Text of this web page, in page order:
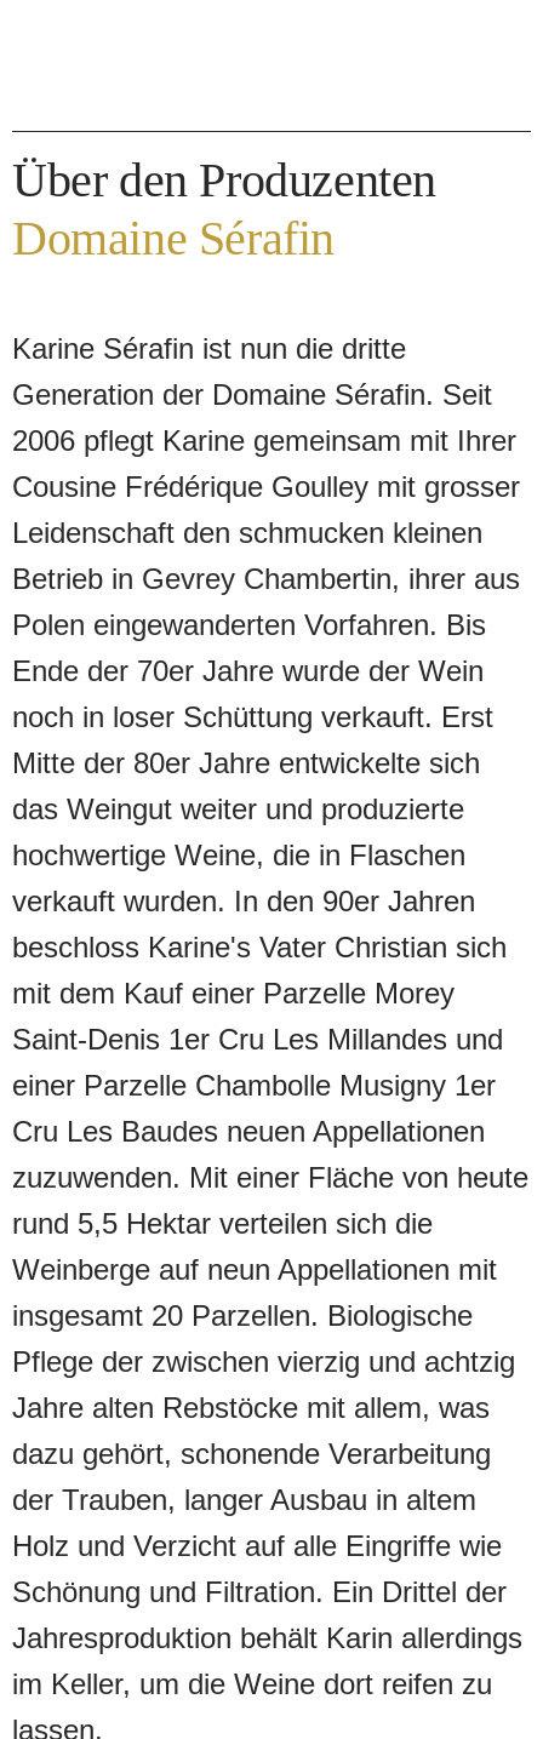
Über den Produzenten
Domaine Sérafin
Karine Sérafin ist nun die dritte
Generation der Domaine Sérafin. Seit
2006 pflegt Karine gemeinsam mit Ihrer
Cousine Frédérique Goulley mit grosser
Leidenschaft den schmucken kleinen
Betrieb in Gevrey Chambertin, ihrer aus
Polen eingewanderten Vorfahren. Bis
Ende der 70er Jahre wurde der Wein
noch in loser Schüttung verkauft. Erst
Mitte der 80er Jahre entwickelte sich
das Weingut weiter und produzierte
hochwertige Weine, die in Flaschen
verkauft wurden. In den 90er Jahren
beschloss Karine's Vater Christian sich
mit dem Kauf einer Parzelle Morey
Saint-Denis 1er Cru Les Millandes und
einer Parzelle Chambolle Musigny 1er
Cru Les Baudes neuen Appellationen
zuzuwenden. Mit einer Fläche von heute
rund 5,5 Hektar verteilen sich die
Weinberge auf neun Appellationen mit
insgesamt 20 Parzellen. Biologische
Pflege der zwischen vierzig und achtzig
Jahre alten Rebstöcke mit allem, was
dazu gehört, schonende Verarbeitung
der Trauben, langer Ausbau in altem
Holz und Verzicht auf alle Eingriffe wie
Schönung und Filtration. Ein Drittel der
Jahresproduktion behält Karin allerdings
im Keller, um die Weine dort reifen zu
lassen.